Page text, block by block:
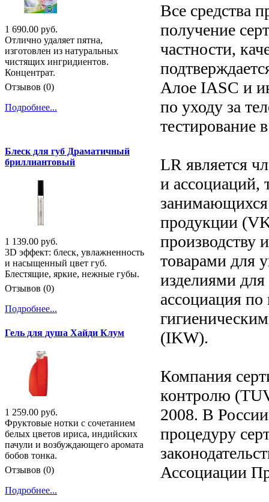
Все средства
получение
частности,
Алое IASC и
по уходу за
тестирование
LR является
и ассоциаций,
занимающихся
продукции
производству
товарами для
изделиями
ассоциация
(IKW).
Компания
контролю
2008. В
процедуру
Ассоциации
1 690.00 руб.
Отлично удаляет пятна,
изготовлен из натуральных
чистящих ингридиентов.
Концентрат.
Отзывов (0)
Подробнее...
Блеск для губ Драматичный
бриллиантовый
1 139.00 руб.
3D эффект: блеск, увлажненность
и насыщенный цвет губ.
Блестящие, яркие, нежные губы.
Отзывов (0)
Подробнее...
Гель для душа Хайди Клум
1 259.00 руб.
Фруктовые нотки с сочетанием
белых цветов ириса, индийских
пачули и возбуждающего аромата
бобов тонка.
Отзывов (0)
Подробнее...